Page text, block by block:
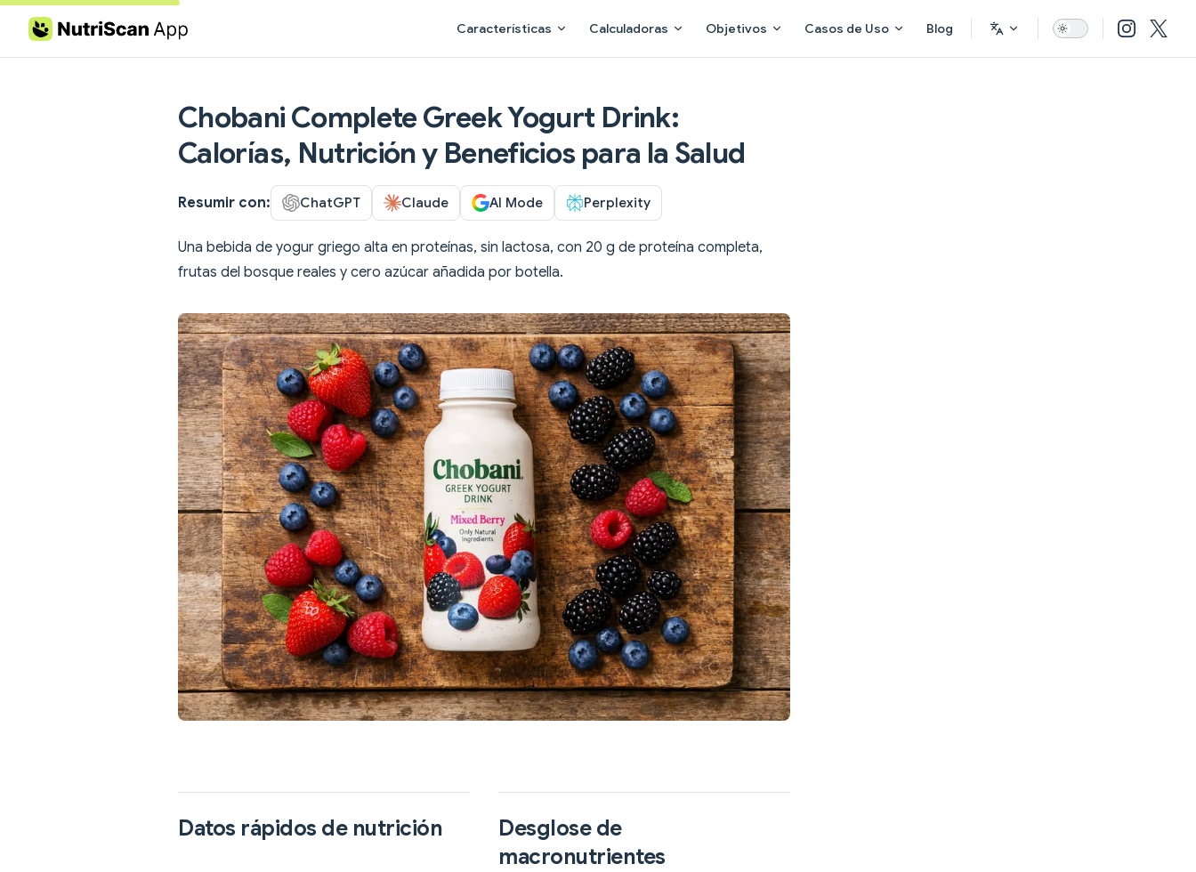
Skip to content Características Calculadoras Objetivos Casos de Uso Blog
Chobani Complete Greek Yogurt Drink:
Calorías, Nutrición y Beneficios para la Salud
Resumir con: ChatGPT Claude AI Mode Perplexity
Una bebida de yogur griego alta en proteínas, sin lactosa, con 20 g de proteína completa,
frutas del bosque reales y cero azúcar añadida por botella.
Datos rápidos de nutrición
Desglose de
macronutrientes